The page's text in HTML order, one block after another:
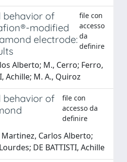
behavior of
modified
electrode:
file con
accesso
da
definire
Alberto; M., Cerro; Ferro,
Achille; M. A., Quiroz
behavior of
file con
accesso da
definire
Carlos Alberto;
DE BATTISTI, Achille